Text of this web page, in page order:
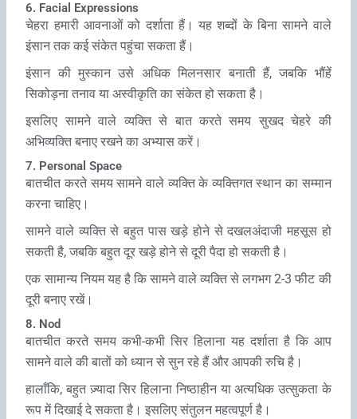
6. Facial Expressions
चेहरा हमारी आवनाओं को दर्शाता हैं। यह शब्‍दों के बिना सामने वाले
इंसान तक कई संकेत पहुंचा सकता हैं।
इंसान की मुस्‍कान उसे अधिक मिलनसार बनाती हैं, जबकि भौंहें
सिकोड़ना तनाव या अस्वीकृति का संकेत हो सकता है।
इसलिए सामने वाले व्‍यक्ति से बात करते समय सुखद चेहरे की
अभिव्यक्ति बनाए रखने का अभ्यास करें।
7. Personal Space
बातचीत करते समय सामने वाले व्‍यक्ति के व्‍यक्तिगत स्‍थान का सम्‍मान
करना चाहिए।
सामने वाले व्‍यक्ति से बहुत पास खड़े होने से दखलअंदाजी महसूस हो
सकती है, जबकि बहुत दूर खड़े होने से दूरी पैदा हो सकती है।
एक सामान्य नियम यह है कि सामने वाले व्‍यक्ति से लगभग 2-3 फीट की
दूरी बनाए रखें।
8. Nod
बातचीत करते समय कभी-कभी सिर हिलाना यह दर्शाता है कि आप
सामने वाले की बातों को ध्यान से सुन रहे हैं और आपकी रुचि है।
हालाँकि, बहुत ज़्यादा सिर हिलाना निष्ठाहीन या अत्यधिक उत्सुकता के
रूप में दिखाई दे सकता है। इसलिए संतुलन महत्वपूर्ण है।